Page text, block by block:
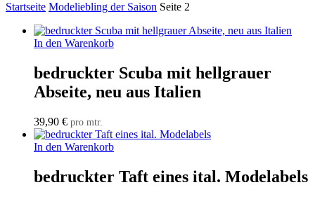
Startseite Modeliebling der Saison Seite 2
In den Warenkorb
bedruckter Scuba mit hellgrauer
Abseite, neu aus Italien
39,90 € pro mtr.
In den Warenkorb
bedruckter Taft eines ital. Modelabels